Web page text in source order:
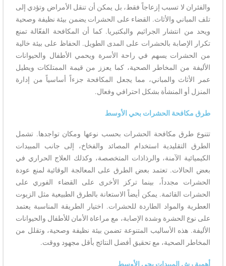
والفئران لا تسبب إزعاجاً فقط، بل يمكن أن تنقل الأمراض وتؤدي إلى
تلف المباني والأثاث. القضاء على الحشرات يضمن بيئة نظيفة وصحية
ويحد من انتشار الجراثيم والبكتيريا. كما أن المكافحة الفعّالة تمنع
تكرار الإصابة بالحشرات على المدى الطويل. الحفاظ على بيئة خالية
من الحشرات يسهم في راحة الأسرة ويحمي الأطفال والحيوانات
الأليفة من المخاطر الصحية، كما يعزز من قيمة الممتلكات ويطيل
عمر الأثاث والمباني، مما يجعل المكافحة جزءاً أساسياً من إدارة
المنزل أو المنشأة بشكل احترافي وفعال.
طرق مكافحة الحشرات بحي الأوسط
تتنوع طرق مكافحة الحشرات بحسب نوعها ومكان تواجدها. تشمل
الطرق التقليدية استخدام المصائد والفخاخ، إلى جانب المبيدات
الكيميائية الآمنة، والرذاذات المتخصصة، وكذلك العلاج الحراري في
بعض الحالات. تعتمد بعض الطرق على المعالجة الوقائية لمنع عودة
الحشرات مجدداً، بينما تركز الأخرى على القضاء الفوري على
الحشرات القائمة. يمكن أيضاً الاستعانة بالطرق الطبيعية مثل الزيوت
العطرية والمواد الطاردة للحشرات. اختيار الطريقة المناسبة يعتمد
على نوع الحشرة وشدة الإصابة، مع مراعاة الأمان للأطفال والحيوانات
الأليفة. هذه الأساليب المتنوعة تضمن بيئة نظيفة وصحية، وتقلل من
المخاطر الصحية، مع تحقيق أفضل النتائج بأقل مجهود ووقت.
أهمية رش المبيدات بحي الأوسط